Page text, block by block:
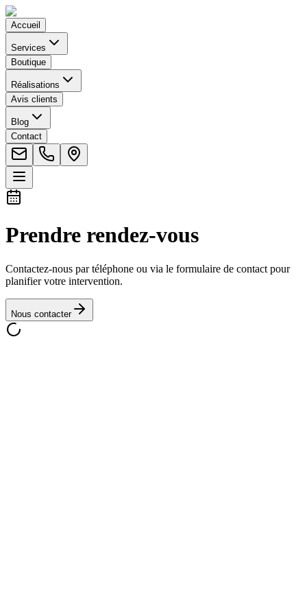
Accueil
Services
Boutique
Réalisations
Avis clients
Blog
Contact
Prendre rendez-vous
Contactez-nous par téléphone ou via le formulaire de contact pour
planifier votre intervention.
Nous contacter